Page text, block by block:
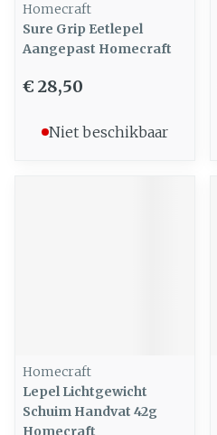
Homecraft
Sure Grip Eetlepel
Aangepast Homecraft
€ 28,50
Niet beschikbaar
Homecraft
Lepel Lichtgewicht
Schuim Handvat 42g
Homecraft